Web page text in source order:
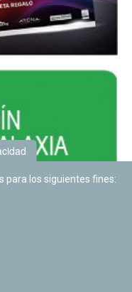
para los siguientes fines: